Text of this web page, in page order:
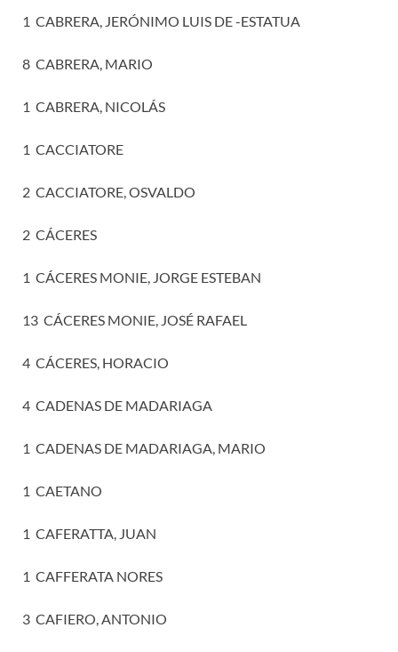
1 CABRERA, JERÓNIMO LUIS DE -ESTATUA
8 CABRERA, MARIO
1 CABRERA, NICOLÁS
1 CACCIATORE
2 CACCIATORE, OSVALDO
2 CÁCERES
1 CÁCERES MONIE, JORGE ESTEBAN
13 CÁCERES MONIE, JOSÉ RAFAEL
4 CÁCERES, HORACIO
4 CADENAS DE MADARIAGA
1 CADENAS DE MADARIAGA, MARIO
1 CAETANO
1 CAFERATTA, JUAN
1 CAFFERATA NORES
3 CAFIERO, ANTONIO